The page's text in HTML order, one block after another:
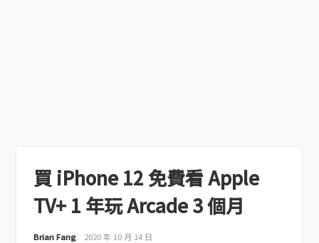
買 iPhone 12 免費看 Apple
TV+ 1 年玩 Arcade 3 個月
Brian Fang 2020 年 10 月 14 日